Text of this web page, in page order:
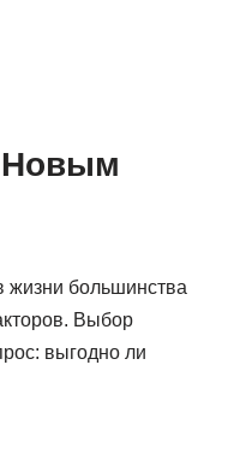
Новым
жизни большинства
Выбор
выгодно ли